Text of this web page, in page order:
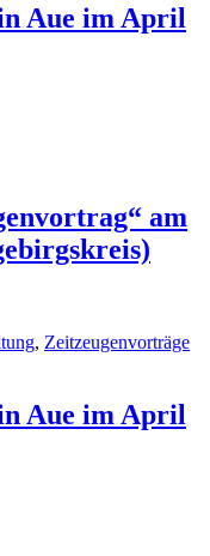
Aue im April
am
, Zeitzeugenvorträge
Aue im April